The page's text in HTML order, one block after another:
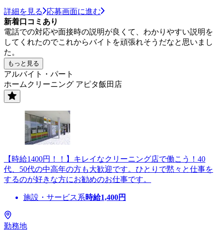
詳細を見る
応募画面に進む
新着口コミあり
電話での対応や面接時の説明が良くて、わかりやすい説明を
してくれたのでこれからバイトを頑張れそうだなと思いまし
た。
もっと見る
アルバイト・パート
ホームクリーニング アピタ飯田店
【時給1400円！！】キレイなクリーニング店で働こう！40
代、50代の中高年の方も大歓迎です。ひとりで黙々と仕事を
するのが好きな方にお勧めのお仕事です。
施設・サービス系時給1,400円
勤務地